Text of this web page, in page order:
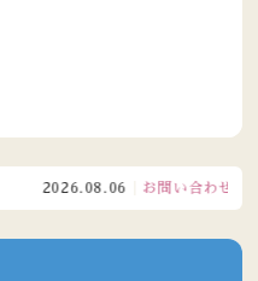
2026.08.06 お問い合わせ窓